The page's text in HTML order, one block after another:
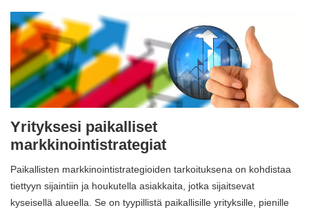
Yrityksesi paikalliset
markkinointistrategiat
Paikallisten markkinointistrategioiden tarkoituksena on kohdistaa
tiettyyn sijaintiin ja houkutella asiakkaita, jotka sijaitsevat
kyseisellä alueella. Se on tyypillistä paikallisille yrityksille, pienille